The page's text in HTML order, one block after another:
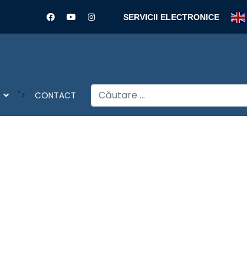
SERVICII ELECTRONICE
"> CONTACT Cautare